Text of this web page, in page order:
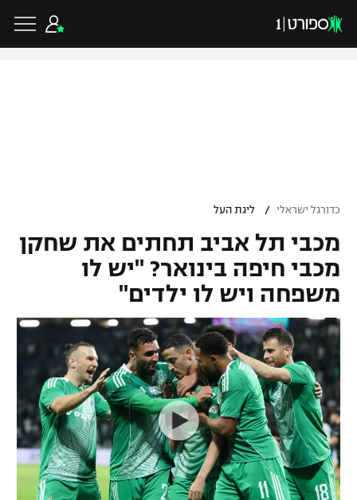
VOD
רץ ברשת
גביע הטוטו
ליגיונרים
גביע המדינה
נבחרת ישראל
מכבי חיפה
בית"ר ירושלים
מכבי תל אביב
ליגת האלופות
ליגה אירופית
ליגה אנגלית
ליגה גרמנית
ליגה ספרדית
ליגה איטלקית
ליגה צרפתית
כדורסל ישראלי
ליגת ווינר סל
ליגה לאומית
כדורסל נשים
מכבי תל אביב
הפועל חולון
הפועל ירושלים
כדורסל עולמי
NBA
יורוליג
יורוקאפ
ענפים נוספים
טניס
כדוריד
כדורעף
כדורגל ישראלי / ליגת העל
מכבי תל אביב תחתים את שחקן
מכבי חיפה בינואר? "יש לו
משפחה ויש לו ילדים"